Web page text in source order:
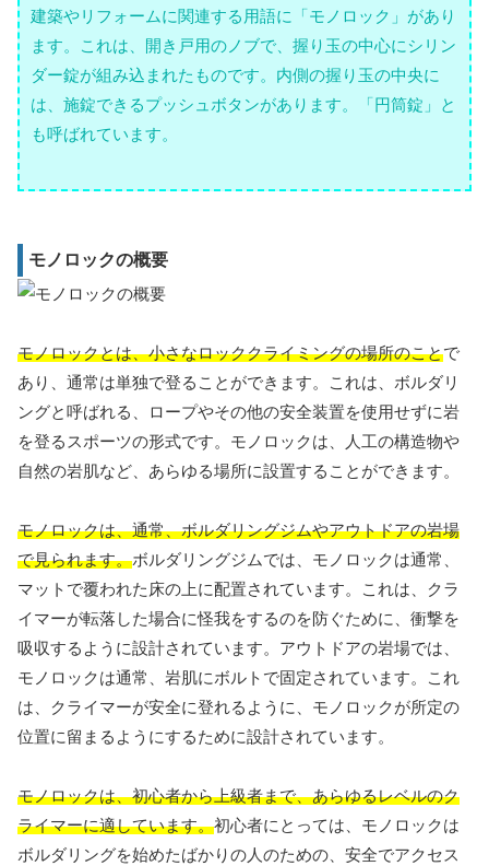
建築やリフォームに関連する用語に「モノロック」があり
ます。これは、開き戸用のノブで、握り玉の中心にシリン
ダー錠が組み込まれたものです。内側の握り玉の中央に
は、施錠できるプッシュボタンがあります。「円筒錠」と
も呼ばれています。
モノロックの概要
モノロックとは、小さなロッククライミングの場所のことで
あり、通常は単独で登ることができます。これは、ボルダリ
ングと呼ばれる、ロープやその他の安全装置を使用せずに岩
を登るスポーツの形式です。モノロックは、人工の構造物や
自然の岩肌など、あらゆる場所に設置することができます。
モノロックは、通常、ボルダリングジムやアウトドアの岩場
で見られます。ボルダリングジムでは、モノロックは通常、
マットで覆われた床の上に配置されています。これは、クラ
イマーが転落した場合に怪我をするのを防ぐために、衝撃を
吸収するように設計されています。アウトドアの岩場では、
モノロックは通常、岩肌にボルトで固定されています。これ
は、クライマーが安全に登れるように、モノロックが所定の
位置に留まるようにするために設計されています。
モノロックは、初心者から上級者まで、あらゆるレベルのク
ライマーに適しています。初心者にとっては、モノロックは
ボルダリングを始めたばかりの人のための、安全でアクセス